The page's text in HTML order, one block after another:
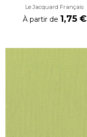
Le Jacquard Français
À partir de 1,75 €